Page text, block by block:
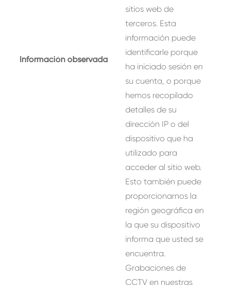
Información observada
sitios web de
terceros. Esta
información puede
identificarle porque
ha iniciado sesión en
su cuenta, o porque
hemos recopilado
detalles de su
dirección IP o del
dispositivo que ha
utilizado para
acceder al sitio web.
Esto también puede
proporcionarnos la
región geográfica en
la que su dispositivo
informa que usted se
encuentra.
Grabaciones de
CCTV en nuestras